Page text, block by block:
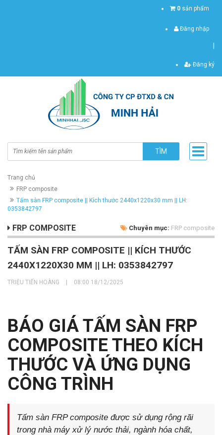
0 sản phẩm
Đăng nhập
Đăng ký
TÌM
Trang chủ
FRP composite
Tấm sàn FRP composite || Kích thước 2440x1220x30 mm || LH:
0353842797
FRP COMPOSITE Chuyên mục: FRP composite
TẤM SÀN FRP COMPOSITE || KÍCH THƯỚC
2440X1220X30 MM || LH: 0353842797
TRIỆU TIẾN HOÀNG 08:00 18/12/2025
BÁO GIÁ TẤM SÀN FRP
COMPOSITE THEO KÍCH
THƯỚC VÀ ỨNG DỤNG
CÔNG TRÌNH
Tấm sàn FRP composite được sử dụng rộng rãi
trong nhà máy xử lý nước thải, ngành hóa chất,